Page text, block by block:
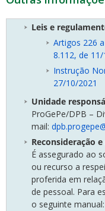
Leis e
Artigos 226
8.112, de
Instrução
27/10/2021
Unidade
ProGePe/DPB –
mail:
Reconsideração
É assegurado ao
ou recurso a
proferida em
de pessoal. Para
o seguinte manual: